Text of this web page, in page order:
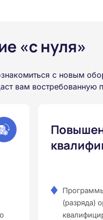
«с нуля»
с новым
вам востребованную
(разряда)